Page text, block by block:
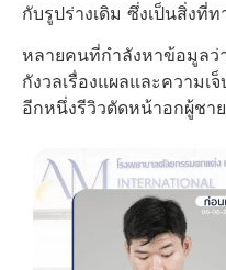
กับรูปร่างเดิม ซึ่งเป็นสิ่งที่
หลายคนที่กำลังหาข้อมูลว่
กังวลเรื่องแผลและความเ
อีกหนึ่งรีวิวตัดหน้าอกผู้ชาย